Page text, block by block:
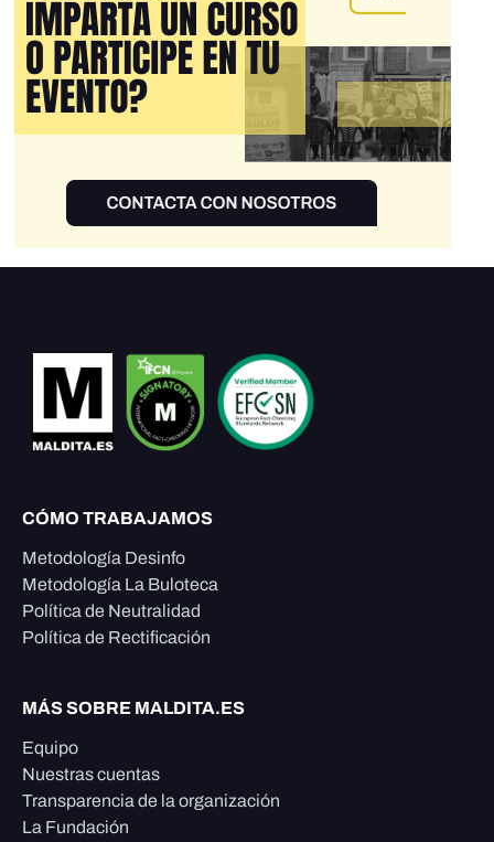
CÓMO TRABAJAMOS
Metodología Desinfo
Metodología La Buloteca
Política de Neutralidad
Política de Rectificación
MÁS SOBRE MALDITA.ES
Equipo
Nuestras cuentas
Transparencia de la organización
La Fundación